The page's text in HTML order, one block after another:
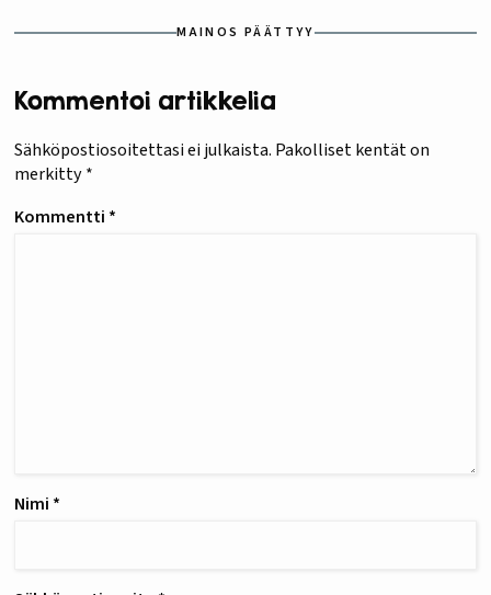
MAINOS PÄÄTTYY
Kommentoi artikkelia
Sähköpostiosoitettasi ei julkaista. Pakolliset kentät on
merkitty*
Kommentti *
Nimi *